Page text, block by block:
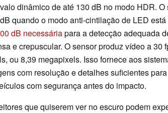
dinâmico de até 130 dB no modo HDR.
quando o modo anti-cintilação de LED
dB necessáriapara a detecção adequada
e crepuscular. O sensor produz vídeo a 30
ou 8,39 megapixels. Isso fornece aos
com resolução e detalhes suficientes
com segurança antes do impacto.
que quiserem ver no escuro podem